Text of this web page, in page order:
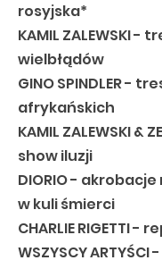
rosyjska*
KAMIL ZALEWSKI -
wielbłądów
GINO SPINDLER -
afrykańskich
KAMIL ZALEWSKI &
show iluzji
DIORIO -
w kuli śmierci
CHARLIE RIGETTI -
WSZYSCY ARTYŚCI